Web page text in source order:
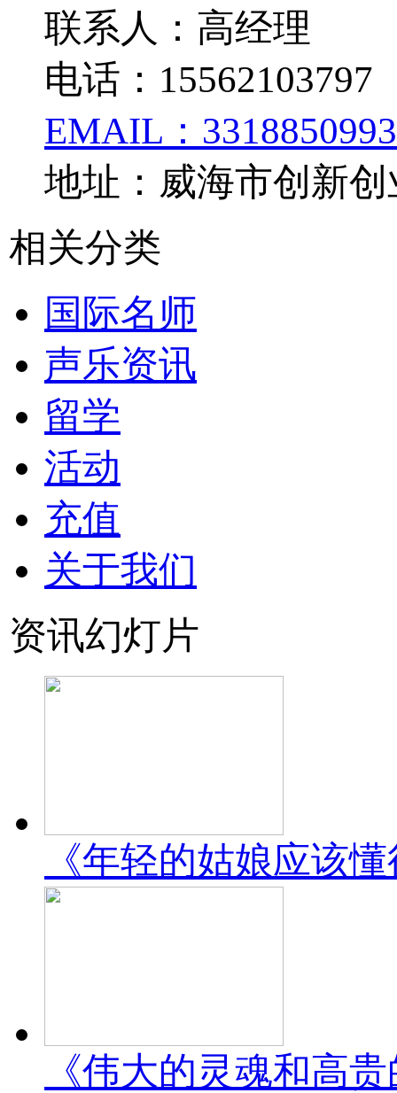
联系人：高经理
电话：15562103797
EMAIL：
地址：威海市创新创
相关分类
国际名师
声乐资讯
留学
活动
充值
关于我们
资讯幻灯片
《年轻的姑娘应该
《伟大的灵魂和高